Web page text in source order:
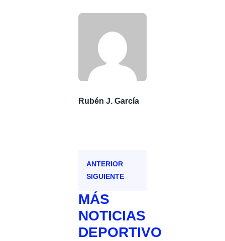
Rubén J. García
ANTERIOR
SIGUIENTE
MÁS
NOTICIAS
DEPORTIVO